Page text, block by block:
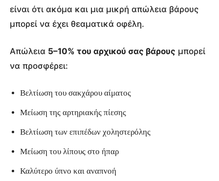
είναι ότι ακόμα και μια μικρή απώλεια βάρους
μπορεί να έχει θεαματικά οφέλη.
Απώλεια 5–10% του αρχικού σας βάρους μπορεί
να προσφέρει:
Βελτίωση του σακχάρου αίματος
Μείωση της αρτηριακής πίεσης
Βελτίωση των επιπέδων χοληστερόλης
Μείωση του λίπους στο ήπαρ
Καλύτερο ύπνο και αναπνοή